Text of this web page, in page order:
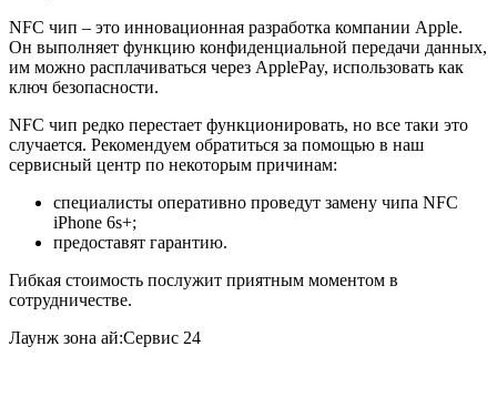
NFC чип – это инновационная разработка компании Apple.
Он выполняет функцию конфиденциальной передачи данных,
им можно расплачиваться через ApplePay, использовать как
ключ безопасности.
NFC чип редко перестает функционировать, но все таки это
случается. Рекомендуем обратиться за помощью в наш
сервисный центр по некоторым причинам:
специалисты оперативно проведут замену чипа NFC
iPhone 6s+;
предоставят гарантию.
Гибкая стоимость послужит приятным моментом в
сотрудничестве.
Лаунж зона ай:Сервис 24